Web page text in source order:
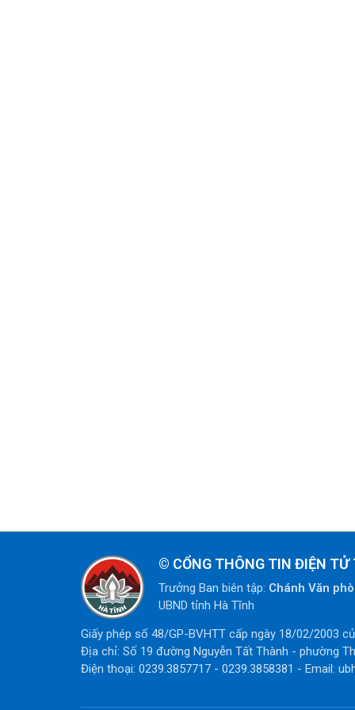
© CỔNG THÔNG TIN ĐIỆN
Trưởng Ban biên tập: Chánh Văn
UBND tỉnh Hà Tĩnh
Giấy phép số 48/GP-BVHTT cấp ngày 18/02/2003
Địa chỉ: Số 19 đường Nguyễn Tất Thành - phường
Điện thoại: 0239.3857717 - 0239.3858381 - Email: